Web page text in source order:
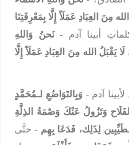
مِنَ العِبَادِ عَمَلَاً إِلَّا بِمَعْرِفَتِنَا
أبينا آدم - نَحنُ وَاللهِ
يَقْبَلُ الله مِنَ العِبَادِ عَمَلَاً إِلَّا
آدم -وَبِالتَوَاضُعِ لـمُحَمَّدٍ
وَتَزُولُ عَنْكَ وَصْمَةُ الذِلَّةِ
لِذَلِك،
فَدَعَا بِهِم- حتَّى